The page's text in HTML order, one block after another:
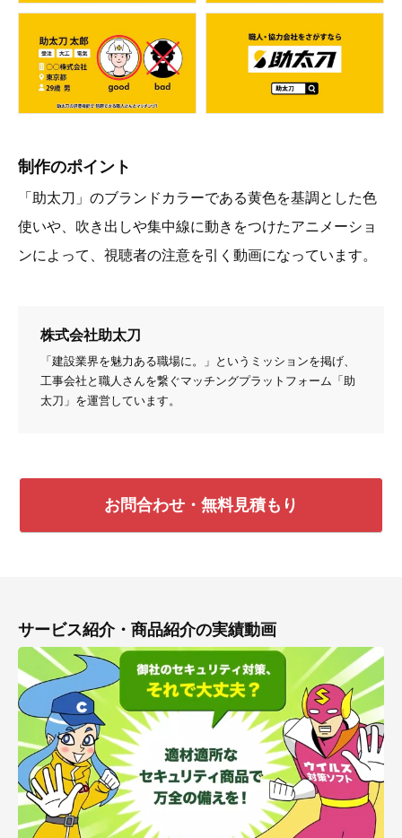
制作のポイント
「助太刀」のブランドカラーである黄色を基調とした色
使いや、吹き出しや集中線に動きをつけたアニメーショ
ンによって、視聴者の注意を引く動画になっています。
株式会社助太刀
「建設業界を魅力ある職場に。」というミッションを掲げ、
工事会社と職人さんを繋ぐマッチングプラットフォーム「助
太刀」を運営しています。
お問合わせ・無料見積もり
サービス紹介・商品紹介の実績動画